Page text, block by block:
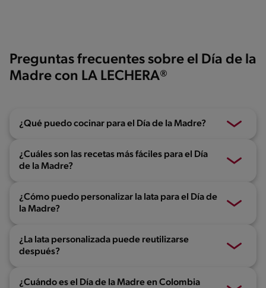
Preguntas frecuentes sobre el Día de la
Madre con LA LECHERA®
¿Qué puedo cocinar para el Día de la Madre?
¿Cuáles son las recetas más fáciles para el Día
de la Madre?
¿Cómo puedo personalizar la lata para el Día de
la Madre?
¿La lata personalizada puede reutilizarse
después?
¿Cuándo es el Día de la Madre en Colombia